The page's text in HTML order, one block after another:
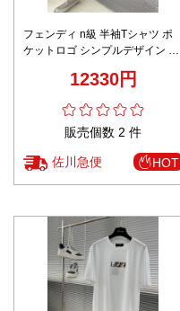
フェンディ n級 半袖Tシャツ ポ
ケットロゴ シンプルデザイン 男
12330円
販売個数 2 件
佐川急便 HOT